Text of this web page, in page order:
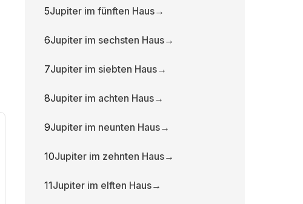
5Jupiter im fünften Haus→
6Jupiter im sechsten Haus→
7Jupiter im siebten Haus→
8Jupiter im achten Haus→
9Jupiter im neunten Haus→
10Jupiter im zehnten Haus→
11Jupiter im elften Haus→